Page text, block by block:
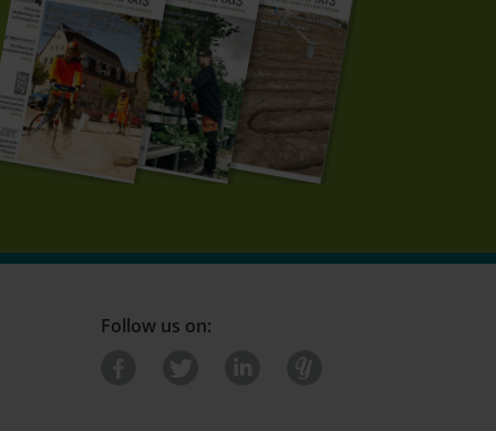
Follow us on: